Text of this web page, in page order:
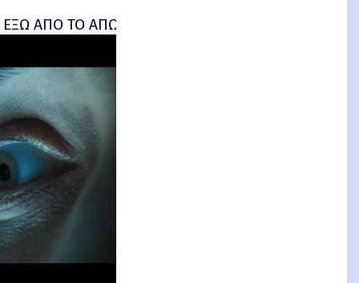
Brand New Day) Review
ΕΞΩ ΑΠΟ ΤΟ ΑΠΩΤΕΡΟ (Insidious: Out of the